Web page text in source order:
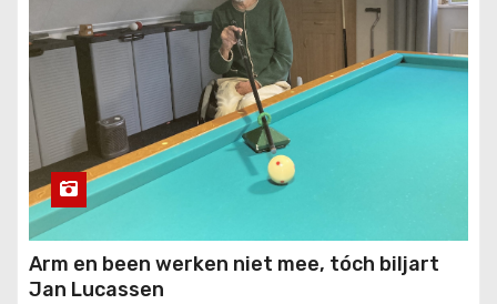
Arm en been werken niet mee, tóch biljart
Jan Lucassen